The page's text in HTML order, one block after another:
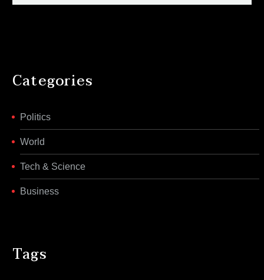
Categories
Politics
World
Tech & Science
Business
Tags